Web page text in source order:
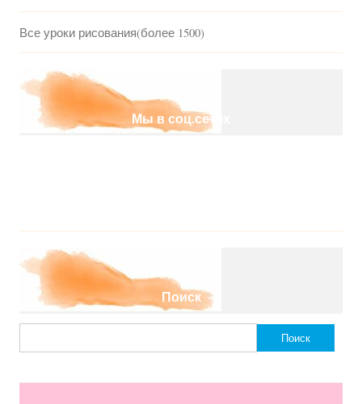
Все уроки рисования(более 1500)
Мы в соц.сетях
Поиск